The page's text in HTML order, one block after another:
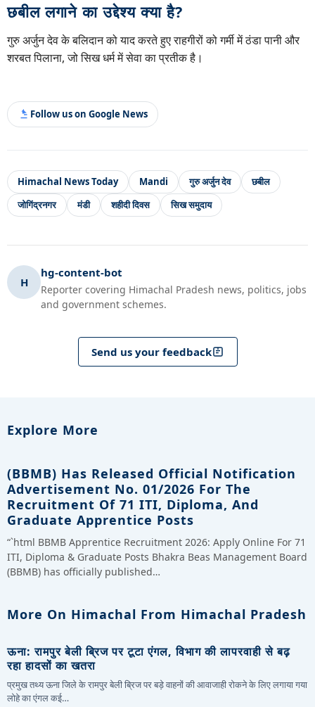
छबील लगाने का उद्देश्य क्या है?
गुरु अर्जुन देव के बलिदान को याद करते हुए राहगीरों को गर्मी में ठंडा पानी और
शरबत पिलाना, जो सिख धर्म में सेवा का प्रतीक है।
Follow us on Google News
Himachal News Today Mandi गुरु अर्जुन देव
छबील
जोगिंद्रनगर
मंडी शहीदी दिवस सिख समुदाय
H
hg-content-bot
Reporter covering Himachal Pradesh news, politics, jobs
and government schemes.
Send us your feedback
Explore More
(BBMB) Has Released Official Notification
Advertisement No. 01/2026 For The
Recruitment Of 71 ITI, Diploma, And
Graduate Apprentice Posts
“`html BBMB Apprentice Recruitment 2026: Apply Online For 71
ITI, Diploma & Graduate Posts Bhakra Beas Management Board
(BBMB) has officially published…
More On Himachal From Himachal Pradesh
ऊना: रामपुर बेली ब्रिज पर टूटा एंगल, विभाग की लापरवाही से बढ़
रहा हादसों का खतरा
प्रमुख तथ्य ऊना जिले के रामपुर बेली ब्रिज पर बड़े वाहनों की आवाजाही रोकने के लिए लगाया गया
लोहे का एंगल कई…